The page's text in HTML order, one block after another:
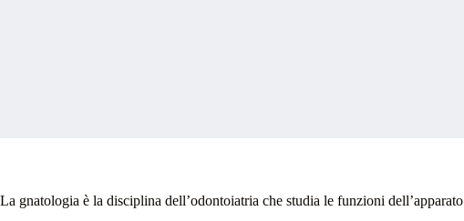
La gnatologia è la disciplina dell’odontoiatria che studia le funzioni